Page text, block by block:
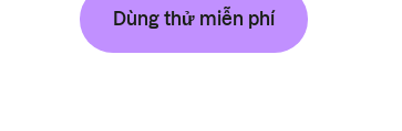
Dùng thử miễn phí